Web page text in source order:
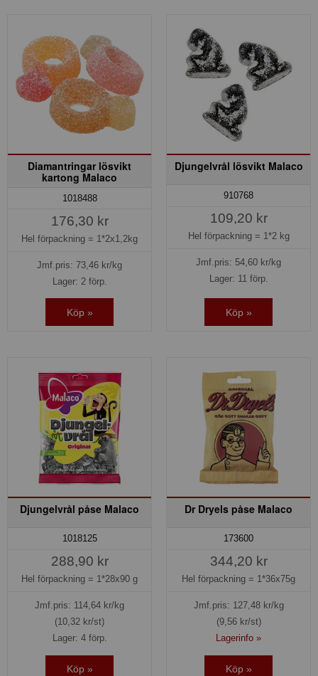
Diamantringar lösvikt
kartong Malaco
1018488
176,30 kr
Hel förpackning = 1*2x1,2kg
Jmf.pris: 73,46 kr/kg
Lager: 2 förp.
Köp »
Djungelvrål lösvikt Malaco
910768
109,20 kr
Hel förpackning = 1*2 kg
Jmf.pris: 54,60 kr/kg
Lager: 11 förp.
Köp »
Djungelvrål påse Malaco
1018125
288,90 kr
Hel förpackning = 1*28x90 g
Jmf.pris: 114,64 kr/kg
(10,32 kr/st)
Lager: 4 förp.
Köp »
Dr Dryels påse Malaco
173600
344,20 kr
Hel förpackning = 1*36x75g
Jmf.pris: 127,48kr/kg
(9,56 kr/st)
Lagerinfo »
Köp »